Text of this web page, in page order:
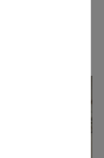
du travail bien fait